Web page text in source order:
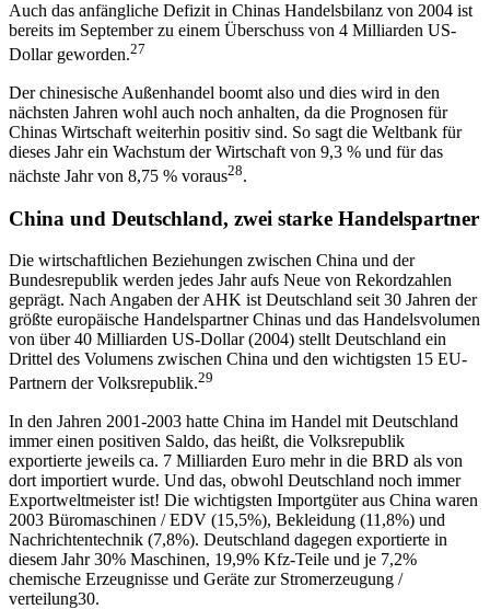
Auch das anfängliche Defizit in Chinas Handelsbilanz von 2004 ist
bereits im September zu einem Überschuss von 4 Milliarden US-
Dollar geworden.27
Der chinesische Außenhandel boomt also und dies wird in den
nächsten Jahren wohl auch noch anhalten, da die Prognosen für
Chinas Wirtschaft weiterhin positiv sind. So sagt die Weltbank für
dieses Jahr ein Wachstum der Wirtschaft von 9,3 % und für das
nächste Jahr von 8,75 % voraus28.
China und Deutschland, zwei starke Handelspartner
Die wirtschaftlichen Beziehungen zwischen China und der
Bundesrepublik werden jedes Jahr aufs Neue von Rekordzahlen
geprägt. Nach Angaben der AHK ist Deutschland seit 30 Jahren der
größte europäische Handelspartner Chinas und das Handelsvolumen
von über 40 Milliarden US-Dollar (2004) stellt Deutschland ein
Drittel des Volumens zwischen China und den wichtigsten 15 EU-
Partnern der Volksrepublik.29
In den Jahren 2001-2003 hatte China im Handel mit Deutschland
immer einen positiven Saldo, das heißt, die Volksrepublik
exportierte jeweils ca. 7 Milliarden Euro mehr in die BRD als von
dort importiert wurde. Und das, obwohl Deutschland noch immer
Exportweltmeister ist! Die wichtigsten Importgüter aus China waren
2003 Büromaschinen / EDV (15,5%), Bekleidung (11,8%) und
Nachrichtentechnik (7,8%). Deutschland dagegen exportierte in
diesem Jahr 30% Maschinen, 19,9% Kfz-Teile und je 7,2%
chemische Erzeugnisse und Geräte zur Stromerzeugung /
verteilung30.